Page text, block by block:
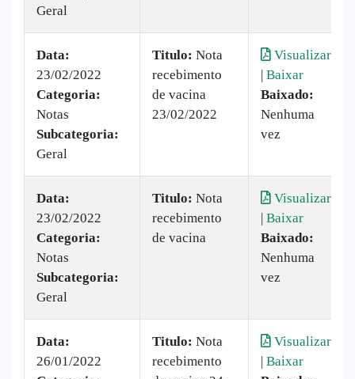
Geral
Data:
23/02/2022
Categoria:
Notas
Subcategoria:
Geral
Titulo: Nota
recebimento
de vacina
23/02/2022
Visualizar
| Baixar
Baixado:
Nenhuma
vez
Data:
23/02/2022
Categoria:
Notas
Subcategoria:
Geral
Titulo: Nota
recebimento
de vacina
Visualizar
| Baixar
Baixado:
Nenhuma
vez
Data:
26/01/2022
Titulo: Nota
recebimento
Visualizar
| Baixar